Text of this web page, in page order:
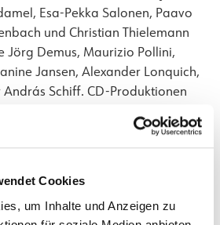
Cookies
um Inhalte und Anzeigen zu
Esa-Pekka Salonen, Paavo
und Christian Thielemann
Jörg Demus, Maurizio Pollini,
Jansen, Alexander Lonquich,
András Schiff. CD-Produktionen
vor, sowohl
auch orchestral.
der Staatsoper Stuttgart. Seit 2011